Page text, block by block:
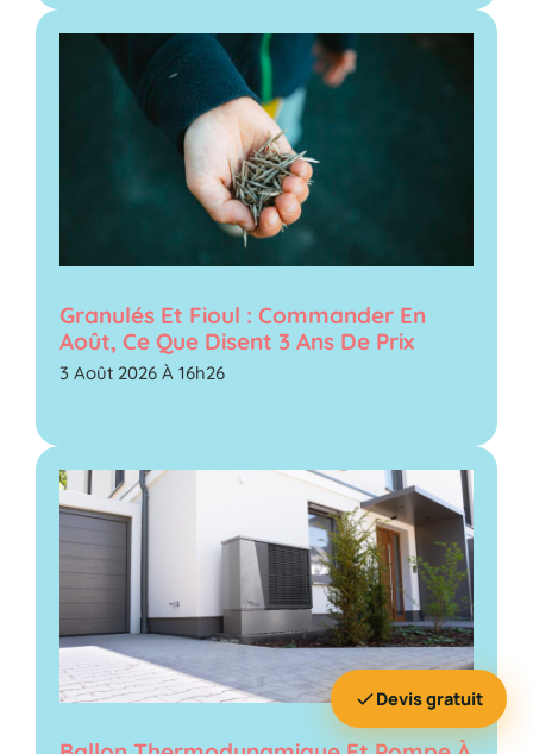
Granulés Et Fioul : Commander En
Août, Ce Que Disent 3 Ans De Prix
3 Août 2026 À 16h26
Devis gratuit